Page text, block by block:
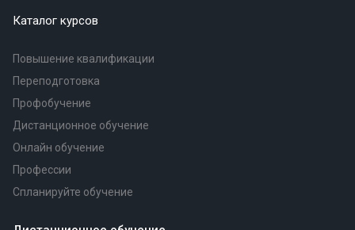
Каталог курсов
Повышение квалификации
Переподготовка
Профобучение
Дистанционное обучение
Онлайн обучение
Профессии
Спланируйте обучение